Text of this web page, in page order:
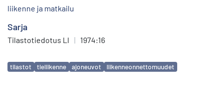
liikenne ja matkailu
Sarja
Tilastotiedotus LI | 1974:16
Avainsanat
tilastot tieliikenne ajoneuvot liikenneonnettomuudet